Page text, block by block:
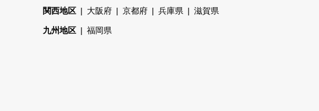
関西地区 大阪府 京都府 兵庫県 滋賀県
九州地区 福岡県